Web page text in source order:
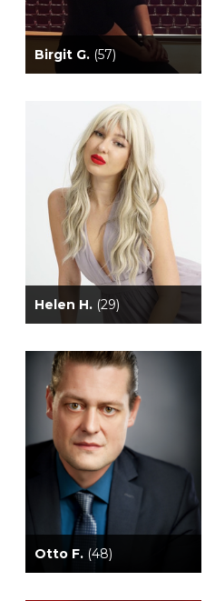
Birgit G. (57)
Helen H. (29)
Otto F. (48)